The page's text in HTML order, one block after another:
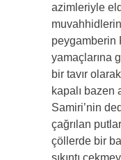
azimleriyle
muvahhidlerin
peygamberin
yamaçlarına
bir tavır
kapalı bazen
Samiri’nin
çağrılan
çöllerde bir